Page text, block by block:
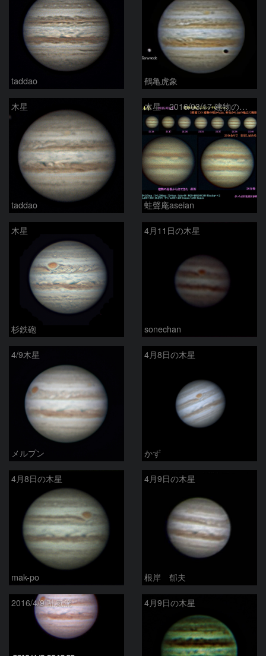
taddao 鶴亀虎象
木星
taddao
木星 2016/03/17 建物の熱によるシンチレーション
蛙聲庵aseian
木星
杉鉄砲
4月11日の木星
sonechan
4/9木星
メルプン
4月8日の木星
かず
4月8日の木星
mak-po
4月9日の木星
根岸 郁夫
2016/4/9 乱気流 4月9日の木星